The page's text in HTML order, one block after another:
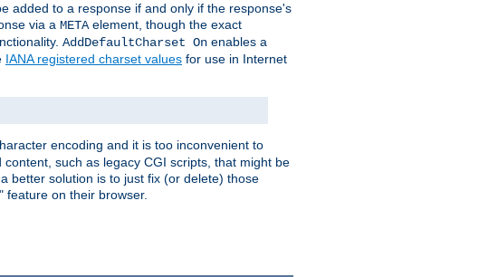
added to a response if and only if the response's
via a METAelement, though the exact
AddDefaultCharset On enables a
IANA registered charset values for use in Internet
encoding and it is too inconvenient to
such as legacy CGI scripts, that might be
better solution is to just fix (or delete) those
feature on their browser.